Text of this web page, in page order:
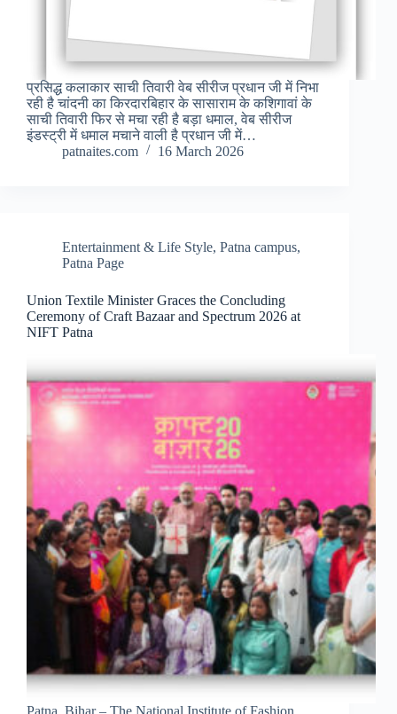
प्रसिद्ध कलाकार साची तिवारी वेब सीरीज प्रधान जी में निभा
रही है चांदनी का किरदारबिहार के सासाराम के कशिगावां के
साची तिवारी फिर से मचा रही है बड़ा धमाल, वेब सीरीज
इंडस्ट्री में धमाल मचाने वाली है प्रधान जी में…
patnaites.com
16 March 2026
Entertainment & Life Style, Patna campus,
Patna Page
Union Textile Minister Graces the Concluding
Ceremony of Craft Bazaar and Spectrum 2026 at
NIFT Patna
Patna, Bihar – The National Institute of Fashion